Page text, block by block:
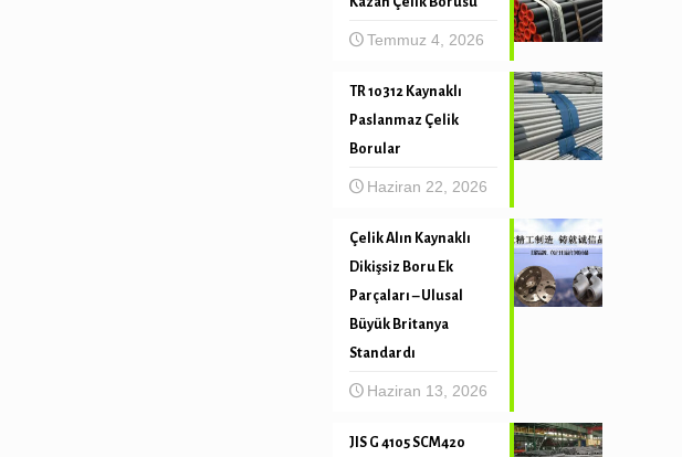
Temmuz 4, 2026
TR 10312 Kaynaklı
Paslanmaz Çelik
Borular
Haziran 22, 2026
Çelik Alın Kaynaklı
Dikişsiz Boru Ek
Parçaları – Ulusal
Büyük Britanya
Standardı
Haziran 13, 2026
JIS G 4105 SCM420